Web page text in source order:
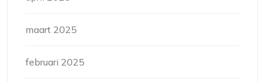
maart 2025
februari 2025